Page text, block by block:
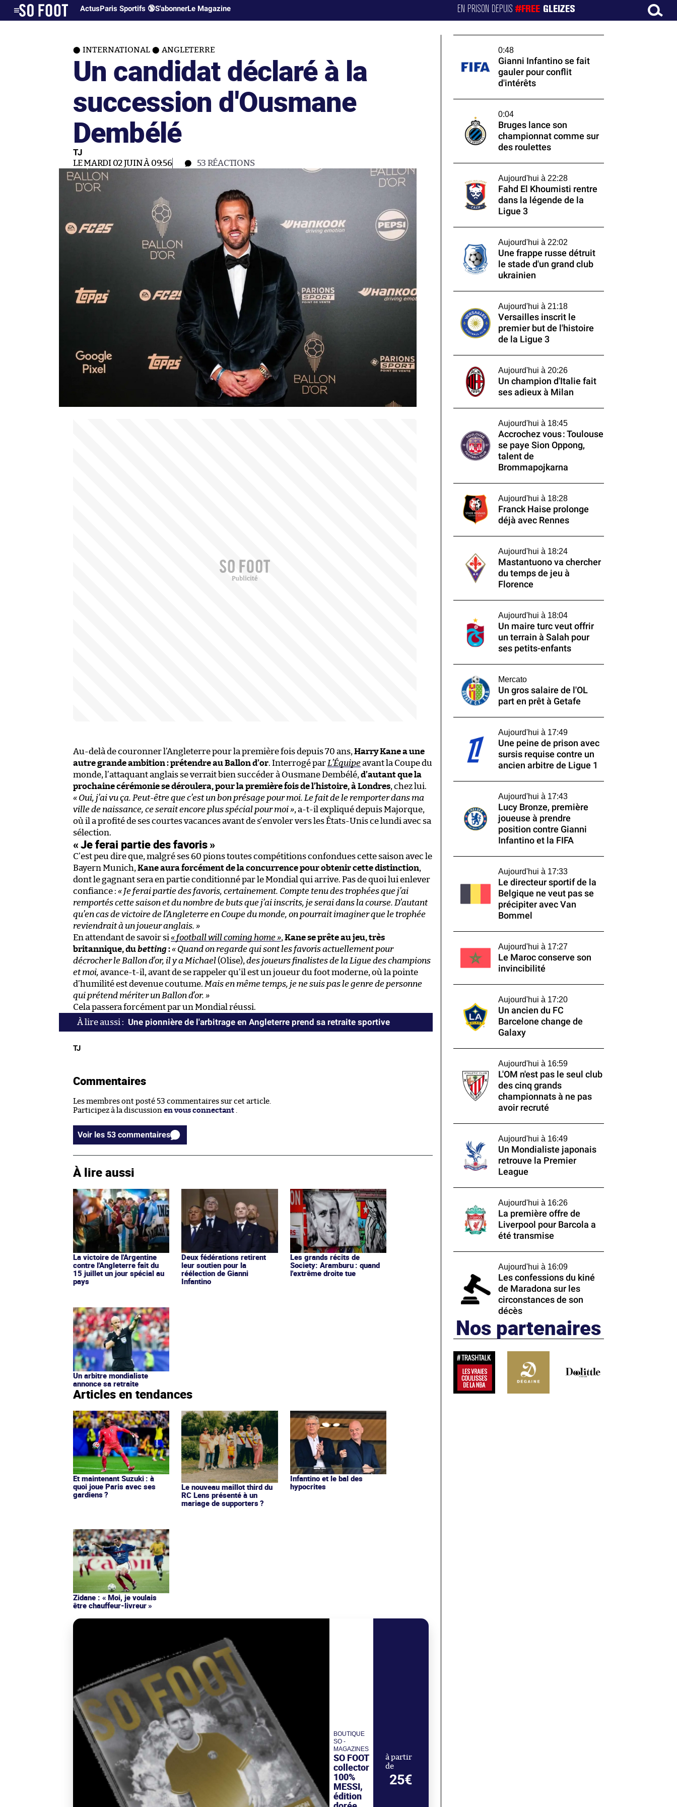
ActusParis Sportifs 🔞S'abonnerLe Magazine EN PRISON DEPUIS#FREE GLEIZES
INTERNATIONAL ANGLETERRE
Un candidat déclaré à la
succession d'Ousmane
Dembélé
TJ
LE MARDI 02 JUIN À 09:56 53 RÉACTIONS
Au-delà de couronner l’Angleterre pour la première fois depuis 70 ans, Harry Kane a une
autre grande ambition : prétendre au Ballon d’or. Interrogé par L’Équipeavant la Coupe du
monde, l’attaquant anglais se verrait bien succéder à Ousmane Dembélé, d’autant que la
prochaine cérémonie se déroulera, pour la première fois de l’histoire, à Londres, chez lui.
« Oui, j’ai vu ça. Peut-être que c’est un bon présage pour moi. Le fait de le remporter dans ma
ville de naissance, ce serait encore plus spécial pour moi », a-t-il expliqué depuis Majorque,
où il a profité de ses courtes vacances avant de s’envoler vers les États-Unis ce lundi avec sa
sélection.
« Je ferai partie des favoris »
C’est peu dire que, malgré ses 60 pions toutes compétitions confondues cette saison avec le
Bayern Munich, Kane aura forcément de la concurrence pour obtenir cette distinction,
dont le gagnant sera en partie conditionné par le Mondial qui arrive. Pas de quoi lui enlever
confiance : « Je ferai partie des favoris, certainement. Compte tenu des trophées que j’ai
remportés cette saison et du nombre de buts que j’ai inscrits, je serai dans la course. D’autant
qu’en cas de victoire de l’Angleterre en Coupe du monde, on pourrait imaginer que le trophée
reviendrait à un joueur anglais. »
En attendant de savoir si « football will coming home », Kane se prête au jeu, très
britannique, dubetting:« Quand on regarde qui sont les favoris actuellement pour
décrocher le Ballon d’or, il y a Michael(Olise), des joueurs finalistes de la Ligue des champions
et moi, avance-t-il, avant de se rappeler qu’il est un joueur du foot moderne, où la pointe
d’humilité est devenue coutume. Mais en même temps, je ne suis pas le genre de personne
qui prétend mériter un Ballon d’or. »
Cela passera forcément par un Mondial réussi.
Une pionnière de l'arbitrage en Angleterre prend sa retraite sportive
TJ
Commentaires
Les membres ont posté 53 commentaires sur cet article.
Participez à la discussion en vous connectant
Voir les 53 commentaires
À lire aussi
La victoire de l'Argentine
contre l'Angleterre fait du
15 juillet un jour spécial au
pays
Deux fédérations retirent
leur soutien pour la
réélection de Gianni
Infantino
Les grands récits de
Society: Aramburu : quand
l'extrême droite tue
Un arbitre mondialiste
annonce sa retraite
Articles en tendances
Et maintenant Suzuki : à
quoi joue Paris avec ses
gardiens ?
Le nouveau maillot third du
RC Lens présenté à un
mariage de supporters ?
Infantino et le bal des
hypocrites
Zidane : « Moi, je voulais
être chauffeur-livreur »
BOUTIQUE
SO -
MAGAZINES
SO FOOT
collector
100%
MESSI,
édition
à partir
de
25€
0:48
Gianni Infantino se fait
gauler pour conflit
d'intérêts
0:04
Bruges lance son
championnat comme sur
des roulettes
Aujourd'hui à 22:28
Fahd El Khoumisti rentre
dans la légende de la
Ligue 3
Aujourd'hui à 22:02
Une frappe russe détruit
le stade d'un grand club
ukrainien
Aujourd'hui à 21:18
Versailles inscrit le
premier but de l'histoire
de la Ligue 3
Aujourd'hui à 20:26
Un champion d'Italie fait
ses adieux à Milan
Aujourd'hui à 18:45
Accrochez vous : Toulouse
se paye Sion Oppong,
talent de
Brommapojkarna
Aujourd'hui à 18:28
Franck Haise prolonge
déjà avec Rennes
Aujourd'hui à 18:24
Mastantuono va chercher
du temps de jeu à
Florence
Aujourd'hui à 18:04
Un maire turc veut offrir
un terrain à Salah pour
ses petits-enfants
Mercato
Un gros salaire de l'OL
part en prêt à Getafe
Aujourd'hui à 17:49
Une peine de prison avec
sursis requise contre un
ancien arbitre de Ligue 1
Aujourd'hui à 17:43
Lucy Bronze, première
joueuse à prendre
position contre Gianni
Infantino et la FIFA
Aujourd'hui à 17:33
Le directeur sportif de la
Belgique ne veut pas se
précipiter avec Van
Bommel
Aujourd'hui à 17:27
Le Maroc conserve son
invincibilité
Aujourd'hui à 17:20
Un ancien du FC
Barcelone change de
Galaxy
Aujourd'hui à 16:59
L'OM n'est pas le seul club
des cinq grands
championnats à ne pas
avoir recruté
Aujourd'hui à 16:49
Un Mondialiste japonais
retrouve la Premier
League
Aujourd'hui à 16:26
La première offre de
Liverpool pour Barcola a
été transmise
Aujourd'hui à 16:09
Les confessions du kiné
de Maradona sur les
circonstances de son
décès
Nos partenaires